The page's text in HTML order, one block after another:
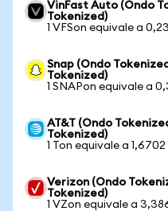
VinFast Auto (Ondo
Tokenized)
1 VFSon equivale a
Snap (Ondo
Tokenized)
1 SNAPon equivale a
AT&T (Ondo
Tokenized)
1 Ton equivale a 1,6702
Verizon (Ondo
Tokenized)
1 VZon equivale a